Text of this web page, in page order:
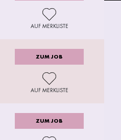
AUF MERKLISTE
ZUM JOB
AUF MERKLISTE
ZUM JOB